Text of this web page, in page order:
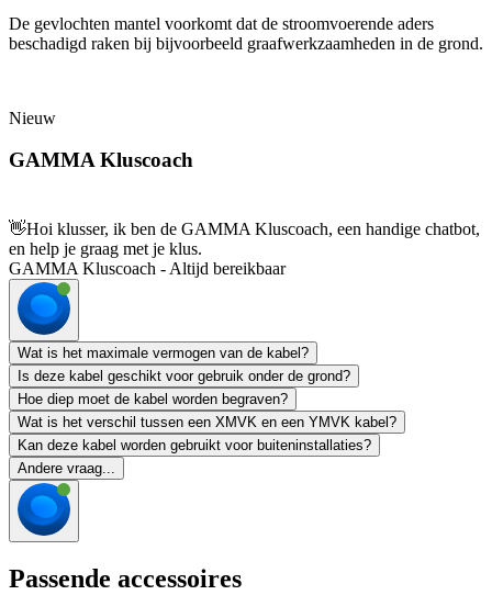
De gevlochten mantel voorkomt dat de stroomvoerende aders
beschadigd raken bij bijvoorbeeld graafwerkzaamheden in de grond.
Nieuw
GAMMA Kluscoach
👋Hoi klusser, ik ben de GAMMA Kluscoach, een handige chatbot,
en help je graag met je klus.
GAMMA Kluscoach - Altijd bereikbaar
Wat is het maximale vermogen van de kabel?
Is deze kabel geschikt voor gebruik onder de grond?
Hoe diep moet de kabel worden begraven?
Wat is het verschil tussen een XMVK en een YMVK kabel?
Kan deze kabel worden gebruikt voor buiteninstallaties?
Andere vraag...
Passende accessoires